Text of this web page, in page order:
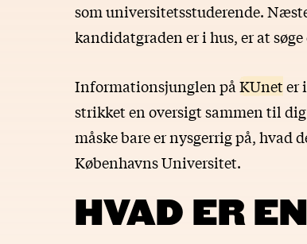
som universitetsstuderende.
kandidatgraden er i hus, er at
Informationsjunglen på KUneter
strikket en oversigt sammen til
måske bare er nysgerrig på, hvad
Københavns Universitet.
HVAD ER